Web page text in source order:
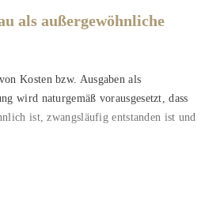
als außergewöhnliche
Kosten bzw. Ausgaben als
wird naturgemäß vorausgesetzt, dass
ist, zwangsläufig entstanden ist und